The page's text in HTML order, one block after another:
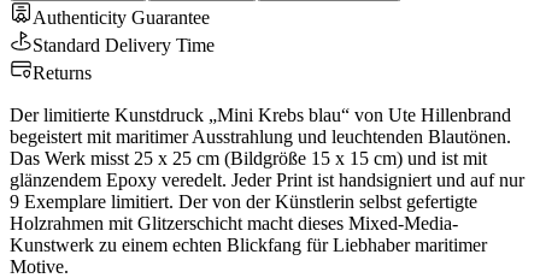
Authenticity Guarantee
Standard Delivery Time
Returns
Der limitierte Kunstdruck „Mini Krebs blau“ von Ute Hillenbrand
begeistert mit maritimer Ausstrahlung und leuchtenden Blautönen.
Das Werk misst 25 x 25 cm (Bildgröße 15 x 15 cm) und ist mit
glänzendem Epoxy veredelt. Jeder Print ist handsigniert und auf nur
9 Exemplare limitiert. Der von der Künstlerin selbst gefertigte
Holzrahmen mit Glitzerschicht macht dieses Mixed-Media-
Kunstwerk zu einem echten Blickfang für Liebhaber maritimer
Motive.